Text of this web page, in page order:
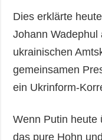
ZUSÄTZLICH
Interview
Fotos
Video
Dies erklärte
Johann Wadephul
ukrainischen
gemeinsamen
ein Ukrinform-
Wenn Putin heute
das pure Hohn